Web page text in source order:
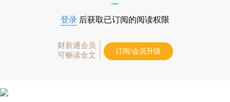
登录 后获取已订阅的阅读权限
财新通会员
可畅读全文
订阅/会员升级